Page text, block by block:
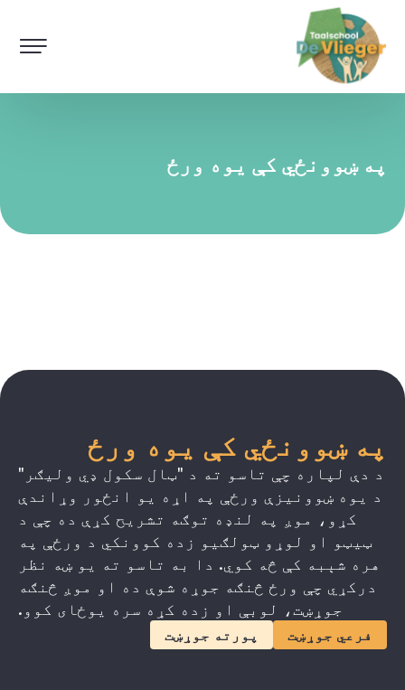
په ښوونځي کې یوه ورځ
په ښوونځي کې یوه ورځ
د دې لپاره چې تاسو ته د "ټال سکول ډي ولیګر"
د یوه ښوونیزې ورځې په اړه یو انځور وړاندې
کړو، موږ په لنډه توګه تشریح کړې ده چې د
ټیټو او لوړو ټولګیو زده کوونکي د ورځې په
هره شېبه کې څه کوي. دا به تاسو ته یو ښه نظر
درکړي چې ورځ څنګه جوړه شوې ده او موږ څنګه
جوړښت، لوبې او زده کړه سره یوځای کوو.
فرعي جوړښت پورته جوړښت